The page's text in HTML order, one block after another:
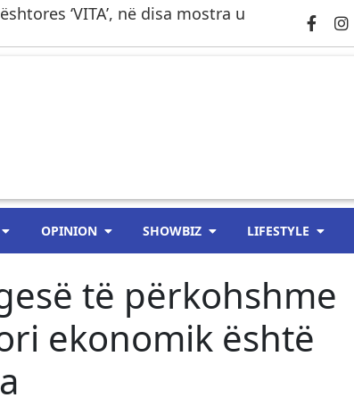
‘VITA’, në disa mostra u
OPINION SHOWBIZ LIFESTYLE
të përkohshme
ekonomik është